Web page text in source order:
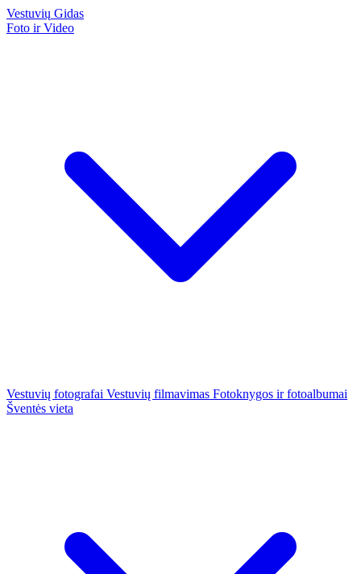
Vestuvių Gidas
Foto ir Video
Vestuvių fotografai Vestuvių filmavimas Fotoknygos ir fotoalbumai
Šventės vieta